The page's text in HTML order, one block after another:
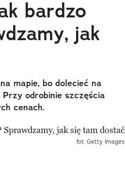
bardzo
jak
mapie, bo dolecieć na
odrobinie szczęścia
cenach.
fot. Getty Images